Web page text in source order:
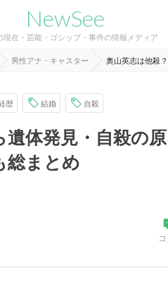
NewSee
現在・芸能・ゴシップ・事件の情報メディア
男性アナ・キャスター 奥山英志は他殺
歴 結婚 自殺
体発見・自殺の
総まとめ